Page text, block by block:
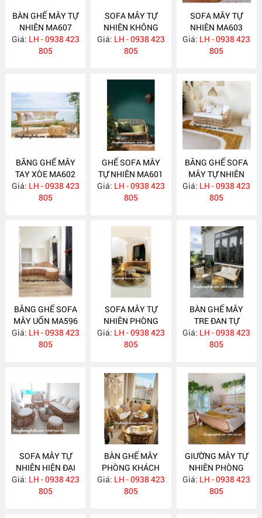
BÀN GHẾ MÂY TỰ
NHIÊN MA607
Giá: LH - 0938 423
805
SOFA MÂY TỰ
NHIÊN KHÔNG
TỰA MA604
Giá: LH - 0938 423
805
SOFA MÂY TỰ
NHIÊN MA603
Giá: LH - 0938 423
805
BĂNG GHẾ MÂY
TAY XÒE MA602
Giá: LH - 0938 423
805
GHẾ SOFA MÂY
TỰ NHIÊN MA601
Giá: LH - 0938 423
805
BĂNG GHẾ SOFA
MÂY TỰ NHIÊN
MA597
Giá: LH - 0938 423
805
BĂNG GHẾ SOFA
MÂY UỐN MA596
Giá: LH - 0938 423
805
SOFA MÂY TỰ
NHIÊN PHÒNG
KHÁCH MA588
Giá: LH - 0938 423
805
BÀN GHẾ MÂY
TRE ĐAN TỰ
NHIÊN MA587
Giá: LH - 0938 423
805
SOFA MÂY TỰ
NHIÊN HIỆN ĐẠI
MA586
Giá: LH - 0938 423
805
BÀN GHẾ MÂY
PHÒNG KHÁCH
NHỎ GỌN MA585
Giá: LH - 0938 423
805
GIƯỜNG MÂY TỰ
NHIÊN PHÒNG
NGỦ MA584
Giá: LH - 0938 423
805